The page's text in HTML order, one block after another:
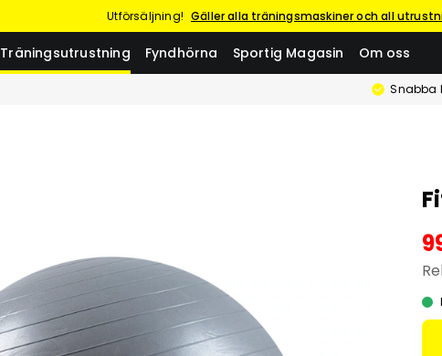
Utförsäljning! Gäller alla träningsmaskiner och all
Träningsutrustning Fyndhörna Sportig Magasin Om oss
Snabba